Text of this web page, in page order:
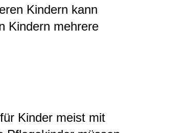
Kindern kann
Kindern mehrere
Kinder meist mit